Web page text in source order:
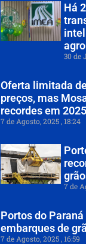
Há
30 de
Oferta limitada
preços, mas
recordes em 2025
7 de Agosto, 2025 18:24
7 de
Portos do
embarques de
7 de Agosto, 2025 16:59